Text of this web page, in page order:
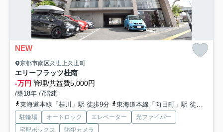
NEW
京都市南区久世上久世町
エリーフラッツ桂南
-万円 管理/共益費5,000円
/築18年 /7階建
東海道本線「桂川」駅 徒歩9分
東海道本線「向日町」駅 徒歩20分
駐輪場 オートロック エレベーター
光ファイバー
宅配ボックス
防犯カメラ